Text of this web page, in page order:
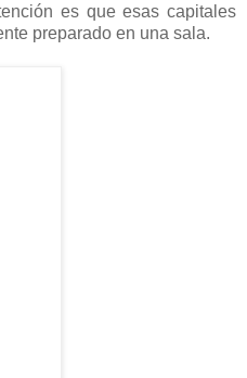
es que esas capitales
preparado en una sala.